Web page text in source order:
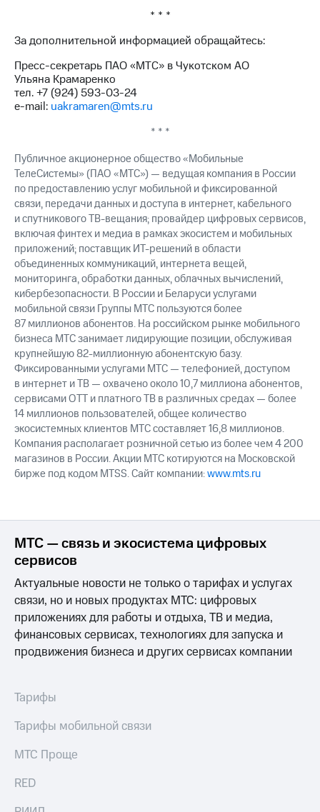
Контроль
аудит
Рынок
акций
приобретения
Порядок
выкупа
акций
Дивиденды
Рынок
облигаций
Описание
Еврооблигации-2023
Уведомление
о
погашении
именных
облигаций
Другое
Регистратор
Реквизиты
Контакты
развитие
деловая этика
На главную
* * *
За дополнительной информацией обращайтесь:
Пресс-секретарь ПАО «МТС» в Чукотском АО
Ульяна Крамаренко
тел. +7 (924) 593-03-24
e-mail: uakramaren@mts.ru
* * *
Публичное акционерное общество «Мобильные
ТелеСистемы» (ПАО «МТС») — ведущая компания в России
по предоставлению услуг мобильной и фиксированной
связи, передачи данных и доступа в интернет, кабельного
и спутникового ТВ-вещания; провайдер цифровых сервисов,
включая финтех и медиа в рамках экосистем и мобильных
приложений; поставщик ИТ-решений в области
объединенных коммуникаций, интернета вещей,
мониторинга, обработки данных, облачных вычислений,
кибербезопасности. В России и Беларуси услугами
мобильной связи Группы МТС пользуются более
87 миллионов абонентов. На российском рынке мобильного
бизнеса МТС занимает лидирующие позиции, обслуживая
крупнейшую 82-миллионную абонентскую базу.
Фиксированными услугами МТС — телефонией, доступом
в интернет и ТВ — охвачено около 10,7 миллиона абонентов,
сервисами OTT и платного ТВ в различных средах — более
14 миллионов пользователей, общее количество
экосистемных клиентов МТС составляет 16,8 миллионов.
Компания располагает розничной сетью из более чем 4 200
магазинов в России. Акции МТС котируются на Московской
бирже под кодом MTSS. Сайт компании:www.mts.ru
МТС — связь и экосистема цифровых
сервисов
Актуальные новости не только о тарифах и услугах
связи, но и новых продуктах МТС: цифровых
приложениях для работы и отдыха, ТВ и медиа,
финансовых сервисах, технологиях для запуска и
продвижения бизнеса и других сервисах компании
Тарифы
Тарифы мобильной связи
МТС Проще
RED